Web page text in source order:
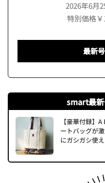
2026年6月
特別価格￥
最新
smart最新
【豪華付録】
ートバッグが
にガシガシ使